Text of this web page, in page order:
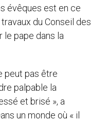
évêques est en ce
du Conseil des
le pape dans la
peut pas être
palpable la
et brisé », a
un monde où « il